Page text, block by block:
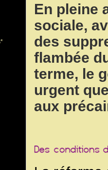
En pleine
sociale,
des
flambée
terme, le
urgent
aux